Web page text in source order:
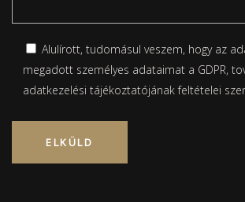
Alulírott, tudomásul veszem, hogy az
megadott személyes adataimat a GDPR,
adatkezelési tájékoztatójánakfeltételei
Please leave this field empty.